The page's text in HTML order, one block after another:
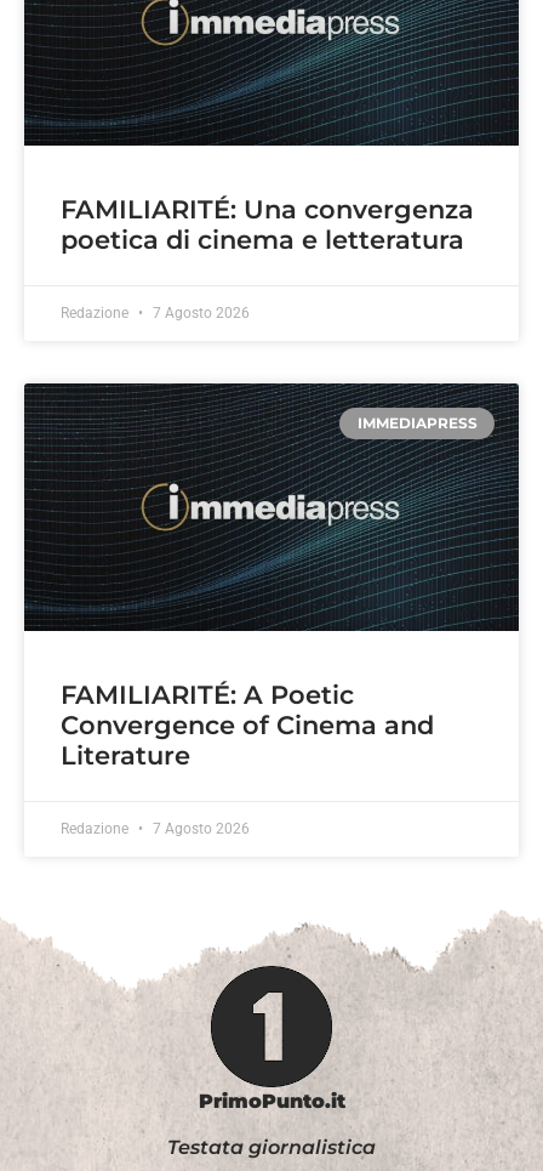
FAMILIARITÉ: Una convergenza
poetica di cinema e letteratura
Redazione 7 Agosto 2026
IMMEDIAPRESS
FAMILIARITÉ: A Poetic
Convergence of Cinema and
Literature
Redazione 7 Agosto 2026
PrimoPunto.it
Testata giornalistica